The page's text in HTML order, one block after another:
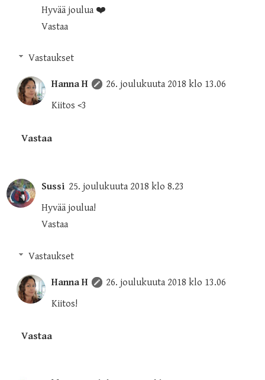
Hyvää joulua ❤️
Vastaa
Vastaukset
Hanna H
26. joulukuuta 2018 klo 13.06
Kiitos <3
Vastaa
Sussi 25. joulukuuta 2018 klo 8.23
Hyvää joulua!
Vastaa
Vastaukset
Hanna H
26. joulukuuta 2018 klo 13.06
Kiitos!
Vastaa